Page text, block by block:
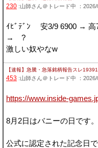
230 :山師さん＠トレード中 ：
ｲﾋﾞﾃﾞﾝ 安3/9 6900 →
→ ?
激しい奴やなw
【速報】急騰・急落銘柄報告スレ19391
453 :山師さん＠トレード中 ：
https://www.inside-
8月2日はバニーの日です。
公式に認定された記念日